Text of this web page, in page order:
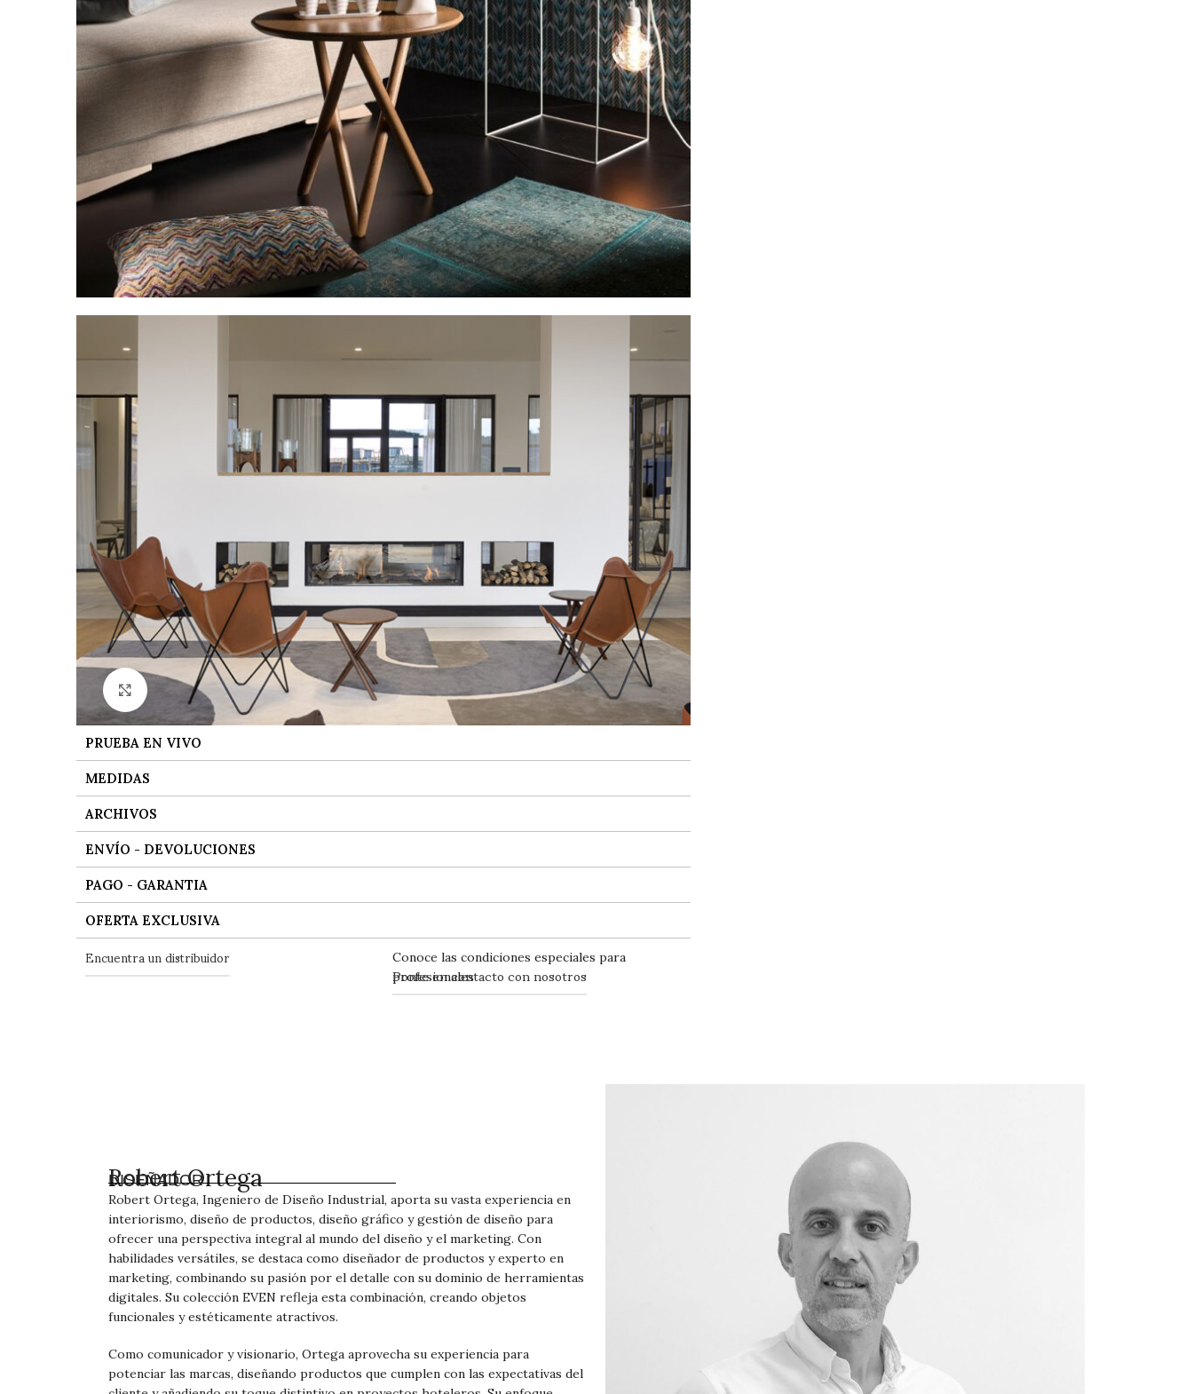
Ver tamaño grande
PRUEBA EN VIVO
MEDIDAS
ARCHIVOS
ENVÍO - DEVOLUCIONES
PAGO - GARANTIA
OFERTA EXCLUSIVA
Encuentra un distribuidor
Conoce las condiciones especiales para
profesionales
Ponte en contacto con nosotros
Robert Ortega
DISEÑADOR
Robert Ortega, Ingeniero de Diseño Industrial, aporta su vasta experiencia en
interiorismo, diseño de productos, diseño gráfico y gestión de diseño para
ofrecer una perspectiva integral al mundo del diseño y el marketing. Con
habilidades versátiles, se destaca como diseñador de productos y experto en
marketing, combinando su pasión por el detalle con su dominio de herramientas
digitales. Su colección EVEN refleja esta combinación, creando objetos
funcionales y estéticamente atractivos.
Como comunicador y visionario, Ortega aprovecha su experiencia para
potenciar las marcas, diseñando productos que cumplen con las expectativas del